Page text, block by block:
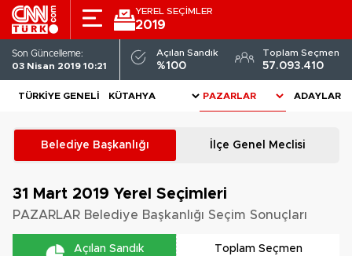
YEREL SEÇİMLER
2019
Son Güncelleme:
03 Nisan 2019 10:21
Açılan Sandık
%100
Toplam Seçmen
57.093.410
TÜRKIYE GENELI ADAYLAR
Belediye Başkanlığı İlçe Genel Meclisi
31 Mart 2019 Yerel Seçimleri
PAZARLAR Belediye Başkanlığı Seçim Sonuçları
Açılan Sandık Toplam Seçmen